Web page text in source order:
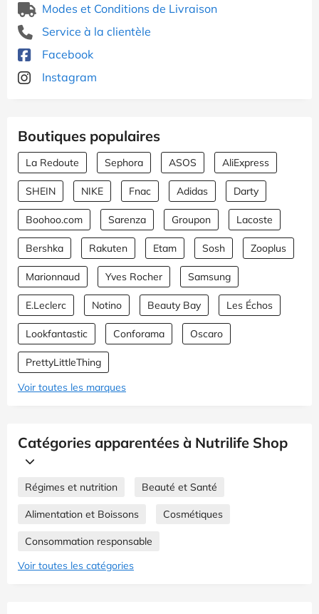
Modes et Conditions de Livraison
Service à la clientèle
Facebook
Instagram
Boutiques populaires
La Redoute Sephora ASOS AliExpress
SHEIN NIKE Fnac Adidas Darty
Boohoo.com Sarenza Groupon Lacoste
Bershka Rakuten Etam Sosh Zooplus
Marionnaud Yves Rocher Samsung
E.Leclerc Notino Beauty Bay Les Échos
Lookfantastic Conforama Oscaro
PrettyLittleThing
Voir toutes les marques
Catégories apparentées à Nutrilife Shop
Régimes et nutrition Beauté et Santé
Alimentation et Boissons Cosmétiques
Consommation responsable
Voir toutes les catégories